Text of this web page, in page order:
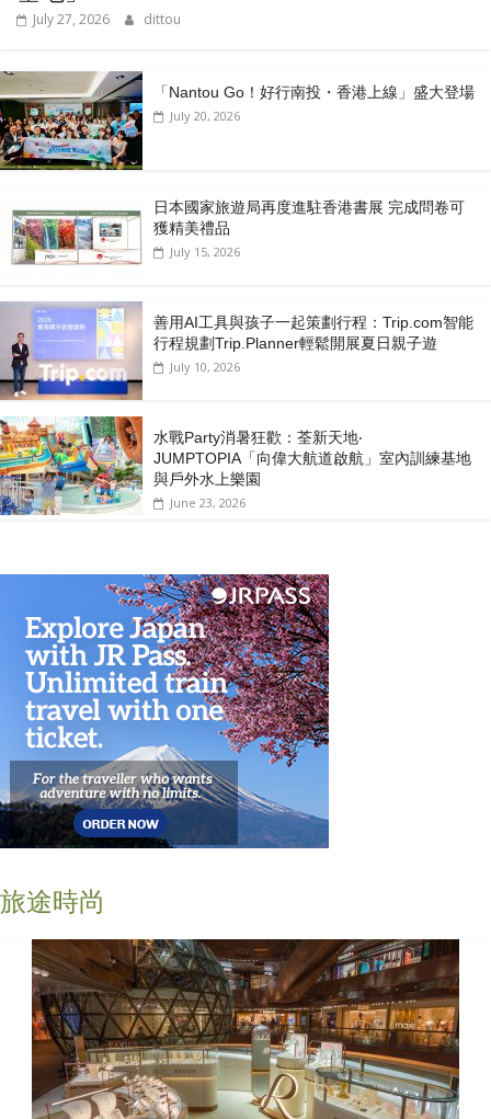
July 27, 2026 dittou
「Nantou Go！好行南投・香港上線」盛大登場
July 20, 2026
日本國家旅遊局再度進駐香港書展 完成問卷可
獲精美禮品
July 15, 2026
善用AI工具與孩子一起策劃行程：Trip.com智能
行程規劃Trip.Planner輕鬆開展夏日親子遊
July 10, 2026
水戰Party消暑狂歡：荃新天地‧
JUMPTOPIA「向偉大航道啟航」室內訓練基地
與戶外水上樂園
June 23, 2026
旅途時尚